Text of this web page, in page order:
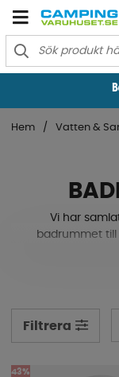
Hem Vatten &
Vi har
badrummet till
Saker som
Filtrera
43%